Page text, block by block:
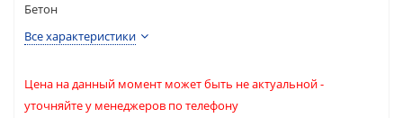
Бетон
Все характеристики
Цена на данный момент может быть не актуальной -
уточняйте у менеджеров по телефону